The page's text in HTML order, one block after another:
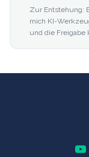
Zur Entstehung:
mich KI-
und die Freigabe